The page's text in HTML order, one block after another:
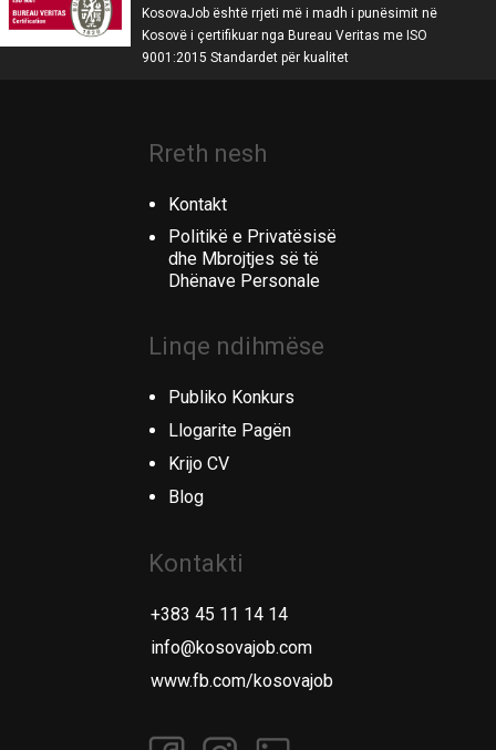
KosovaJob është rrjeti më i madh i punësimit në
Kosovë i çertifikuar nga Bureau Veritas me ISO
9001:2015 Standardet për kualitet
Rreth nesh
Kontakt
Politikë e Privatësisë
dhe Mbrojtjes së të
Dhënave Personale
Linqe ndihmëse
Publiko Konkurs
Llogarite Pagën
Krijo CV
Blog
Kontakti
+383 45 11 14 14
info@kosovajob.com
www.fb.com/kosovajob